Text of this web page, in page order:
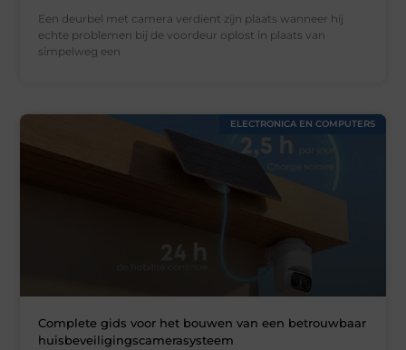
Een deurbel met camera verdient zijn plaats wanneer hij
echte problemen bij de voordeur oplost in plaats van
simpelweg een
ELECTRONICA EN COMPUTERS
Complete gids voor het bouwen van een betrouwbaar
huisbeveiligingscamerasysteem